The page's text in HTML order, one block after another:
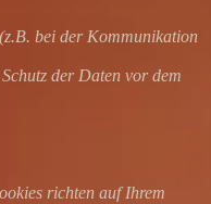
bei der Kommunikation
der Daten vor dem
richten auf Ihrem